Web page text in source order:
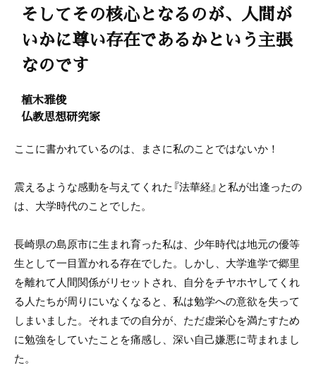
そしてその核心となるのが、人間が
いかに尊い存在であるかという主張
なのです
植木雅俊
仏教思想研究家
ここに書かれているのは、まさに私のことではないか！
震えるような感動を与えてくれた『法華経』と私が出逢ったの
は、大学時代のことでした。
長崎県の島原市に生まれ育った私は、少年時代は地元の優等
生として一目置かれる存在でした。しかし、大学進学で郷里
を離れて人間関係がリセットされ、自分をチヤホヤしてくれ
る人たちが周りにいなくなると、私は勉学への意欲を失って
しまいました。それまでの自分が、ただ虚栄心を満たすため
に勉強をしていたことを痛感し、深い自己嫌悪に苛まれまし
た。